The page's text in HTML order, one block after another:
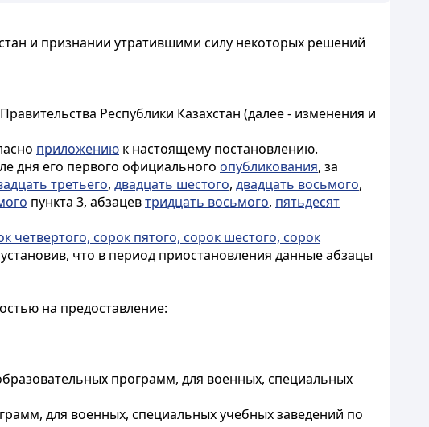
и признании утратившими силу некоторых решений
Республики Казахстан (далее - изменения и
приложению к настоящему постановлению.
дня его первого официального опубликования, за
третьего, двадцать шестого, двадцать восьмого,
пункта 3, абзацевтридцать восьмого, пятьдесят
четвертого, сорок пятого, сорок шестого, сорок
что в период приостановления данные абзацы
на предоставление:
программ, для военных, специальных
для военных, специальных учебных заведений по